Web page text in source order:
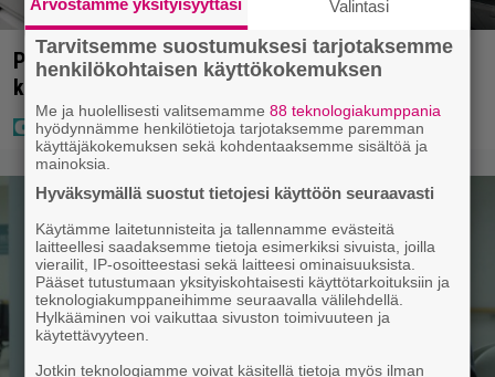
Poliisilla tehovalvonta – tästä kysymys ja näin
kauan kestää
Valintasi
Tarvitsemme suostumuksesi tarjotaksemme
henkilökohtaisen käyttökokemuksen
Me ja huolellisesti valitsemamme88 teknologiakumppania
hyödynnämme henkilötietoja tarjotaksemme paremman
käyttäjäkokemuksen sekä kohdentaaksemme sisältöä ja
mainoksia.
Hyväksymällä suostut tietojesi käyttöön seuraavasti
Käytämme laitetunnisteita ja tallennamme evästeitä
laitteellesi saadaksemme tietoja esimerkiksi sivuista, joilla
vierailit, IP-osoitteestasi sekä laitteesi ominaisuuksista.
Pääset tutustumaan yksityiskohtaisesti käyttötarkoituksiin ja
teknologiakumppaneihimme seuraavalla välilehdellä.
Hylkääminen voi vaikuttaa sivuston toimivuuteen ja
käytettävyyteen.
Jotkin teknologiamme voivat käsitellä tietoja myös ilman